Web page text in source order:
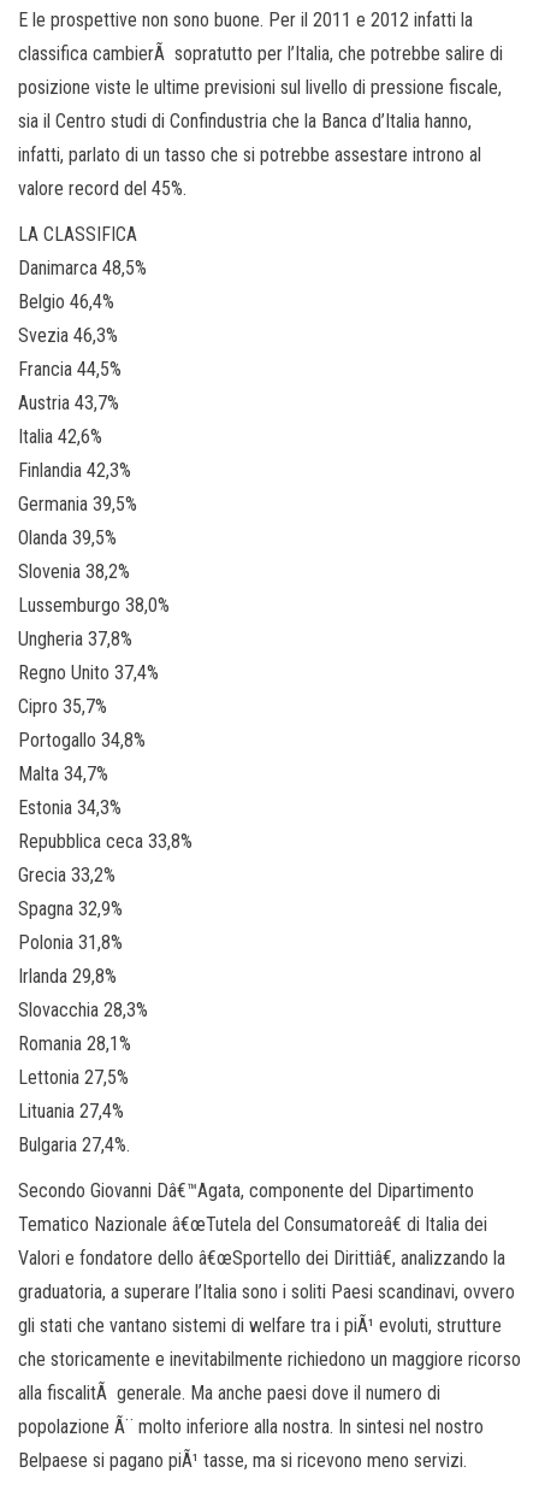
E le prospettive non sono buone. Per il 2011 e 2012 infatti la
classifica cambierÃ sopratutto per l’Italia, che potrebbe salire di
posizione viste le ultime previsioni sul livello di pressione fiscale,
sia il Centro studi di Confindustria che la Banca d’Italia hanno,
infatti, parlato di un tasso che si potrebbe assestare introno al
valore record del 45%.
LA CLASSIFICA
Danimarca 48,5%
Belgio 46,4%
Svezia 46,3%
Francia 44,5%
Austria 43,7%
Italia 42,6%
Finlandia 42,3%
Germania 39,5%
Olanda 39,5%
Slovenia 38,2%
Lussemburgo 38,0%
Ungheria 37,8%
Regno Unito 37,4%
Cipro 35,7%
Portogallo 34,8%
Malta 34,7%
Estonia 34,3%
Repubblica ceca 33,8%
Grecia 33,2%
Spagna 32,9%
Polonia 31,8%
Irlanda 29,8%
Slovacchia 28,3%
Romania 28,1%
Lettonia 27,5%
Lituania 27,4%
Bulgaria 27,4%.
Secondo Giovanni Dâ€™Agata, componente del Dipartimento
Tematico Nazionale â€œTutela del Consumatoreâ€ di Italia dei
Valori e fondatore dello â€œSportello dei Dirittiâ€, analizzando la
graduatoria, a superare l’Italia sono i soliti Paesi scandinavi, ovvero
gli stati che vantano sistemi di welfare tra i piÃ¹ evoluti, strutture
che storicamente e inevitabilmente richiedono un maggiore ricorso
alla fiscalitÃ generale. Ma anche paesi dove il numero di
popolazione Ã¨ molto inferiore alla nostra. In sintesi nel nostro
Belpaese si pagano piÃ¹ tasse, ma si ricevono meno servizi.